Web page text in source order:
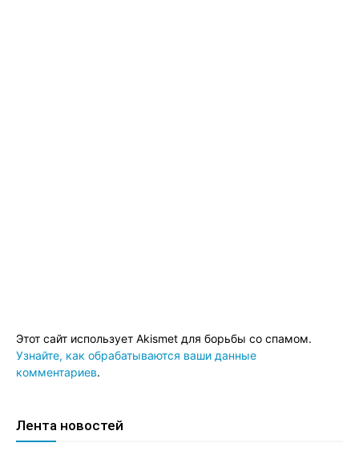
Этот сайт использует Akismet для борьбы со спамом.
Узнайте, как обрабатываются ваши данные
комментариев.
Лента новостей